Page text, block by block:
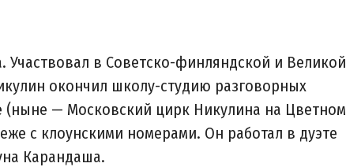
Участвовал в Советско-финляндской и Великой
окончил школу-студию разговорных
— Московский цирк Никулина на Цветном
с клоунскими номерами. Он работал в дуэте
Карандаша.